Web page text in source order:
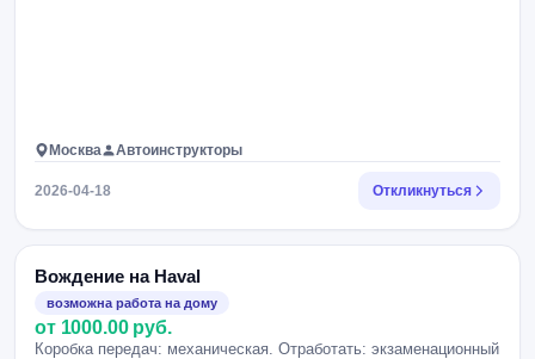
Москва Автоинструкторы
2026-04-18 Откликнуться
Вождение на Haval
возможна работа на дому
от 1000.00 руб.
Коробка передач: механическая. Отработать: экзаменационный